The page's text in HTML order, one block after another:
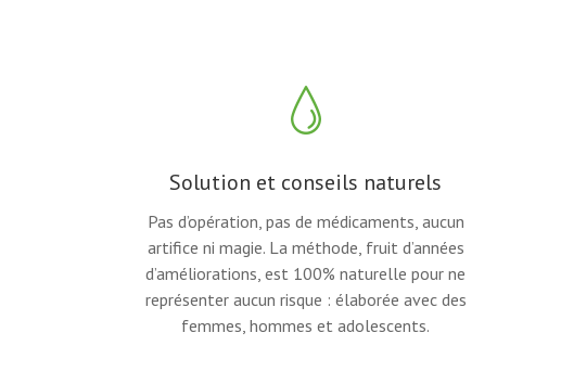
Solution et conseils naturels
Pas d’opération, pas de médicaments, aucun
artifice ni magie. La méthode, fruit d’années
d’améliorations, est 100% naturelle pour ne
représenter aucun risque : élaborée avec des
femmes, hommes et adolescents.